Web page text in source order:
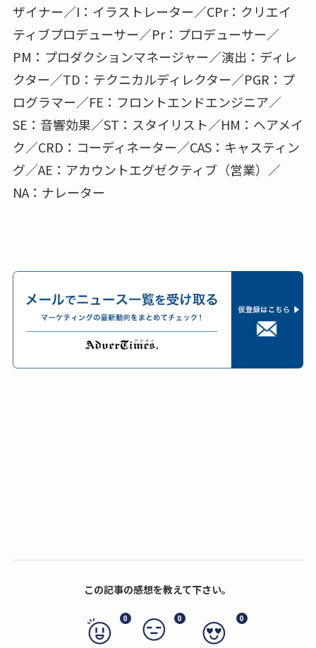
ザイナー／I：イラストレーター／CPr：クリエイ
ティブプロデューサー／Pr：プロデューサー／
PM：プロダクションマネージャー／演出：ディレ
クター／TD：テクニカルディレクター／PGR：プ
ログラマー／FE：フロントエンドエンジニア／
SE：音響効果／ST：スタイリスト／HM：ヘアメイ
ク／CRD：コーディネーター／CAS：キャスティン
グ／AE：アカウントエグゼクティブ（営業）／
NA：ナレーター
この記事の感想を教えて下さい。
0 0 0